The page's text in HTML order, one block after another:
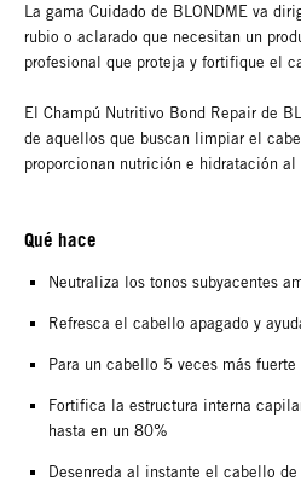
La gama Cuidado de BLONDME va
rubio o aclarado que necesitan un
profesional que proteja y fortifique el
El Champú Nutritivo Bond Repair de
de aquellos que buscan limpiar el
proporcionan nutrición e hidratación al
Qué hace
Neutraliza los tonos subyacentes
Refresca el cabello apagado y
Para un cabello 5 veces más
Fortifica la estructura interna
hasta en un 80%
Desenreda al instante el cabello